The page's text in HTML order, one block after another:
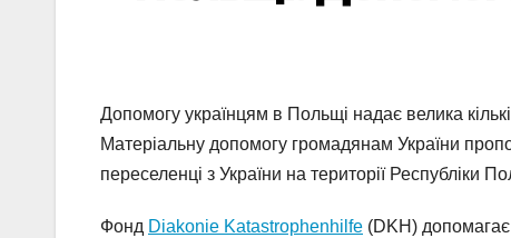
Допомогу українцям в Польщі надає велика
Матеріальну допомогу громадянам України
переселенці з України на території Республіки
Фонд Diakonie Katastrophenhilfe (DKH)